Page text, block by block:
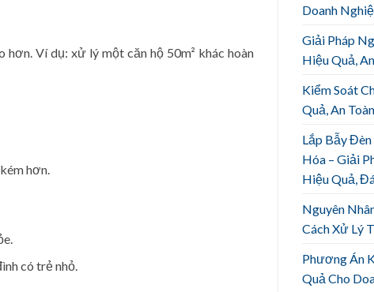
hơn. Ví dụ: xử lý một căn hộ 50m² khác hoàn
hơn.
có trẻ nhỏ.
Doanh
Giải Pháp
Hiệu Quả,
Kiểm Soát
Quả, An
Lắp Bẫy
Hóa – Giải
Hiệu Quả,
Nguyên
Cách Xử Lý
Phương Án
Quả Cho